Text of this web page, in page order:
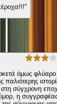
όμως
παλιότερης
σύγχρονη
η